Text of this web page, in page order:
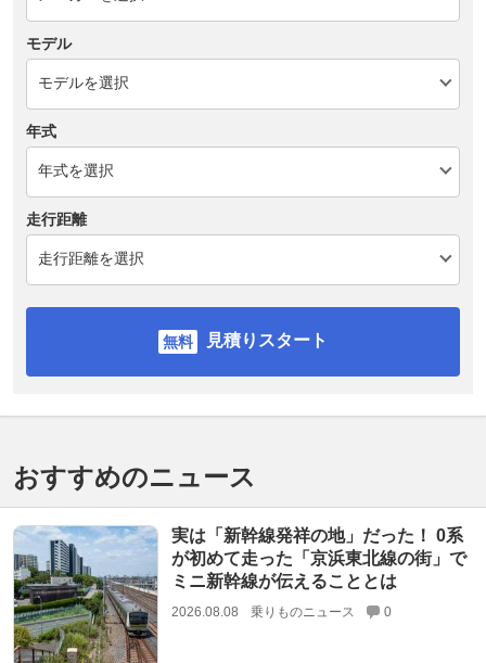
モデル
年式
走行距離
見積りスタート
おすすめのニュース
実は「新幹線発祥の地」だった！ 0系
が初めて走った「京浜東北線の街」で
ミニ新幹線が伝えることとは
2026.08.08 乗りものニュース 0